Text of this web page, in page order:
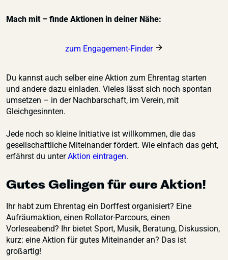
Mach mit – finde Aktionen in deiner Nähe:
zum Engagement-Finder
Du kannst auch selber eine Aktion zum Ehrentag starten
und andere dazu einladen. Vieles lässt sich noch spontan
umsetzen – in der Nachbarschaft, im Verein, mit
Gleichgesinnten.
Jede noch so kleine Initiative ist willkommen, die das
gesellschaftliche Miteinander fördert. Wie einfach das geht,
erfährst du unterAktion eintragen.
Gutes Gelingen für eure Aktion!
Ihr habt zum Ehrentag ein Dorffest organisiert? Eine
Aufräumaktion, einen Rollator-Parcours, einen
Vorleseabend? Ihr bietet Sport, Musik, Beratung, Diskussion,
kurz: eine Aktion für gutes Miteinander an? Das ist
großartig!